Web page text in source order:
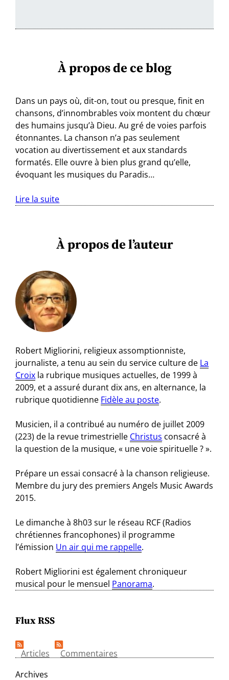
À propos de ce blog
Dans un pays où, dit-on, tout ou presque, finit en
chansons, d’innombrables voix montent du chœur
des humains jusqu’à Dieu. Au gré de voies parfois
étonnantes. La chanson n’a pas seulement
vocation au divertissement et aux standards
formatés. Elle ouvre à bien plus grand qu’elle,
évoquant les musiques du Paradis…
Lire la suite
À propos de l’auteur
Robert Migliorini, religieux assomptionniste,
journaliste, a tenu au sein du service culture de La
Croix la rubrique musiques actuelles, de 1999 à
2009, et a assuré durant dix ans, en alternance, la
rubrique quotidienne Fidèle au poste.
Musicien, il a contribué au numéro de juillet 2009
(223) de la revue trimestrielle Christus consacré à
la question de la musique, « une voie spirituelle ? ».
Prépare un essai consacré à la chanson religieuse.
Membre du jury des premiers Angels Music Awards
2015.
Le dimanche à 8h03 sur le réseau RCF (Radios
chrétiennes francophones) il programme
l’émission Un air qui me rappelle.
Robert Migliorini est également chroniqueur
musical pour le mensuel Panorama.
Flux RSS
Articles
Commentaires
Archives